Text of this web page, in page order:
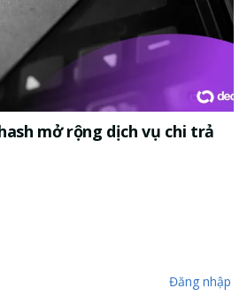
mở rộng dịch vụ chi trả
Đăng nhập